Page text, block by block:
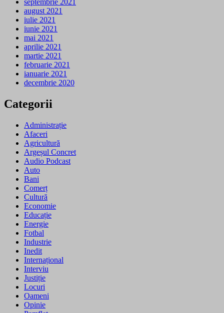
septembrie 2021
august 2021
iulie 2021
iunie 2021
mai 2021
aprilie 2021
martie 2021
februarie 2021
ianuarie 2021
decembrie 2020
Categorii
Administrație
Afaceri
Agricultură
Argeșul Concret
Audio Podcast
Auto
Bani
Comerț
Cultură
Economie
Educație
Energie
Fotbal
Industrie
Inedit
Internațional
Interviu
Justiție
Locuri
Oameni
Opinie